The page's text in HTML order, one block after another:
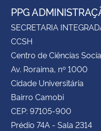
Advocacia-Geral da União
PPG
SECRETARIA
CCSH
Centro de Ciências
Av. Roraima, nº 1000
Cidade Universitária
Bairro Camobi
CEP: 97105-900
Prédio 74A - Sala 2314